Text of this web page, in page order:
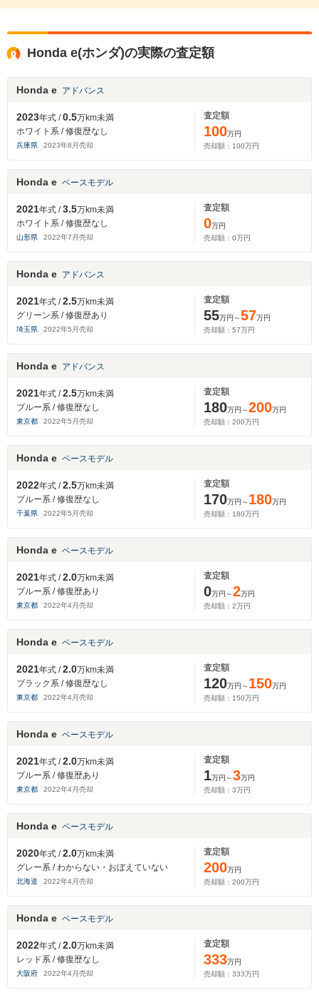
Honda e(ホンダ)の実際の査定額
Honda e アドバンス
2023年式 /0.5万km未満
ホワイト系 / 修復歴なし
兵庫県 2023年8 月売却
査定額
100万円
売却額： 100万円
Honda e ベースモデル
2021年式 /3.5万km未満
ホワイト系 / 修復歴なし
山形県 2022年7 月売却
査定額
0万円
売却額： 0万円
Honda e アドバンス
2021年式 /2.5万km未満
グリーン系 / 修復歴あり
埼玉県 2022年5 月売却
査定額
55万円～57万円
売却額： 57万円
Honda e アドバンス
2021年式 /2.5万km未満
ブルー系 / 修復歴なし
東京都 2022年5 月売却
査定額
180万円～200万円
売却額： 200万円
Honda e ベースモデル
2022年式 /2.5万km未満
ブルー系 / 修復歴なし
千葉県 2022年5 月売却
査定額
170万円～ 180万円
売却額： 180万円
Honda e ベースモデル
2021年式 /2.0万km未満
ブルー系 / 修復歴あり
東京都 2022年4月売却
査定額
0万円～2万円
売却額： 2万円
Honda e ベースモデル
2021年式 /2.0万km未満
ブラック系 / 修復歴なし
東京都 2022年4月売却
査定額
120万円～ 150万円
売却額： 150万円
Honda e ベースモデル
2021年式 /2.0万km未満
ブルー系 / 修復歴あり
東京都 2022年4月売却
査定額
1万円～3万円
売却額： 3万円
Honda e ベースモデル
2020年式 /2.0万km未満
グレー系 / わからない・おぼえていない
北海道 2022年4月売却
査定額
200万円
売却額： 200万円
Honda e ベースモデル
2022年式 /2.0万km未満
レッド系 / 修復歴なし
大阪府 2022年4月売却
査定額
333万円
売却額： 333万円